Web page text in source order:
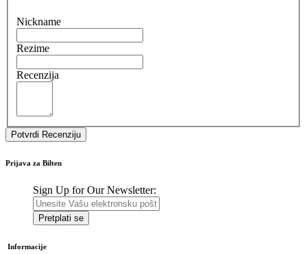
Nickname
Rezime
Recenzija
Potvrdi Recenziju
Prijava za Bilten
Sign Up for Our Newsletter:
Pretplati se
Informacije